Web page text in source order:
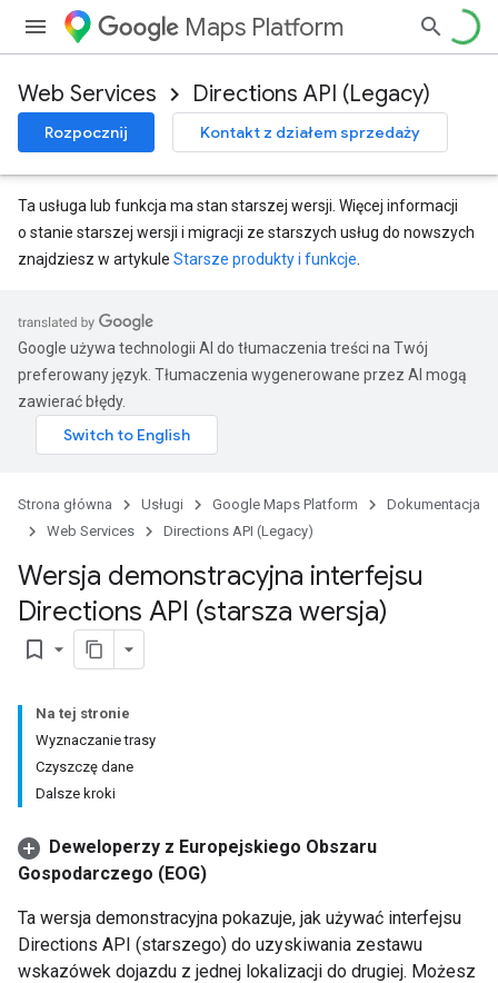
Maps Platform
Web Services Directions API (Legacy)
Rozpocznij Kontakt z działem sprzedaży
Ta usługa lub funkcja ma stan starszej wersji. Więcej informacji
o stanie starszej wersji i migracji ze starszych usług do nowszych
znajdziesz w artykule Starsze produkty i funkcje
Google używa technologii AI do tłumaczenia treści na Twój
preferowany język. Tłumaczenia wygenerowane przez AI mogą
zawierać błędy.
Strona główna Usługi Google Maps Platform
Dokumentacja
Web Services
Directions API (Legacy)
Wersja demonstracyjna interfejsu
Directions API (starsza wersja)
bookmark_border
Na tej stronie
Wyznaczanie trasy
Czyszczę dane
Dalsze kroki
Deweloperzy z Europejskiego Obszaru
Gospodarczego (EOG)
Ta wersja demonstracyjna pokazuje, jak używać interfejsu
Directions API (starszego) do uzyskiwania zestawu
wskazówek dojazdu z jednej lokalizacji do drugiej. Możesz